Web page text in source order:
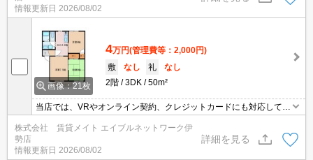
情報更新日 2026/08/02
画像：21枚
4万円(管理費等：2,000円)
敷
なし 礼
なし
2階
3DK 50m²
当店では、VRやオンライン契約、クレジットカードにも対応してお
りWEBのみでの契約も可能ですのでお気軽にお問い合わせ下さい！
株式会社 賃貸メイト エイブルネットワーク伊
勢店
情報更新日 2026/08/02
詳細を見る